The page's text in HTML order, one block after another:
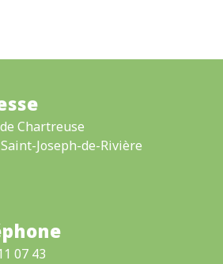
Chartreuse
Joseph-de-Rivière
07 43